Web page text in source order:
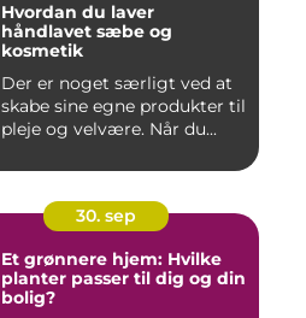
Hvordan du laver
håndlavet sæbe og
kosmetik
Der er noget særligt ved at
skabe sine egne produkter til
pleje og velvære. Når du...
30. sep
Et grønnere hjem: Hvilke
planter passer til dig og din
bolig?